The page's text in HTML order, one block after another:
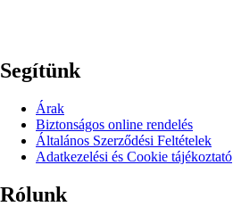
Segítünk
Árak
Biztonságos online rendelés
Általános Szerződési Feltételek
Adatkezelési és Cookie tájékoztató
Rólunk